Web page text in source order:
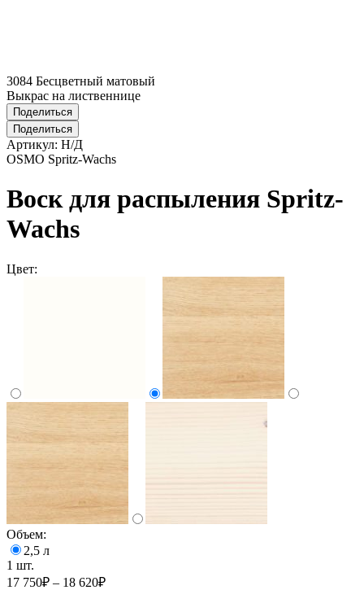
3084 Бесцветный матовый
Выкрас на лиственнице
Поделиться
Поделиться
Артикул: Н/Д
OSMO Spritz-Wachs
Воск для распыления Spritz-
Wachs
Цвет:
Объем:
2,5 л
1 шт.
17 750₽ – 18 620₽